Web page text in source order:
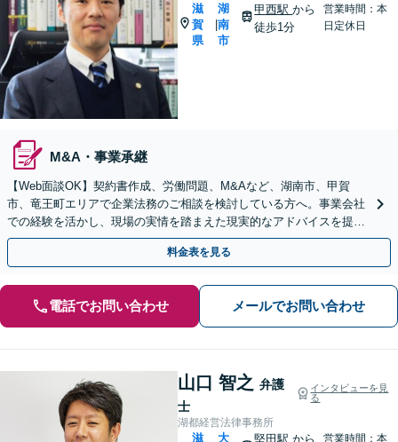
滋
賀
県
湖
南
市
甲西駅から
徒歩1分
営業時間：本
日定休日
M&A・事業承継
【Web面談OK】契約書作成、労働問題、M&Aなど、湖南市、甲賀
市、竜王町エリアで企業法務のご相談を検討している方へ。事業会社
での経験を活かし、現場の実情を踏まえた現実的なアドバイスを提供
いたします【顧問契約OK】【甲西駅1分】
料金表を見る
電話でお問い合わせ メールでお問い合わせ
山口 智之 弁護
士
インタビューを見
る
湖都経営法律事務所
滋
大
堅田駅から
営業時間：本